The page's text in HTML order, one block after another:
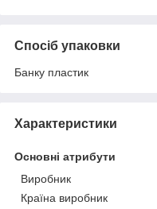
Спосіб упаковки
Банку пластик
Характеристики
Основні атрибути
Виробник
Країна виробник